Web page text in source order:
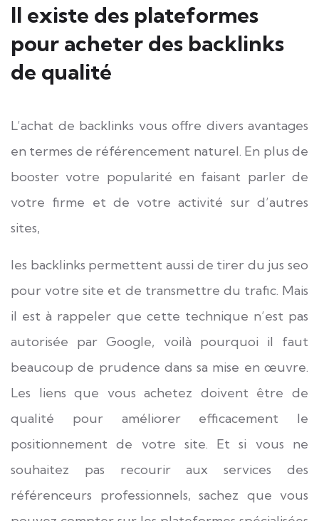
Il existe des plateformes
pour acheter des backlinks
de qualité
L’achat de backlinks vous offre divers avantages
en termes de référencement naturel. En plus de
booster votre popularité en faisant parler de
votre firme et de votre activité sur d’autres
sites,
les backlinks permettent aussi de tirer du jus seo
pour votre site et de transmettre du trafic. Mais
il est à rappeler que cette technique n’est pas
autorisée par Google, voilà pourquoi il faut
beaucoup de prudence dans sa mise en œuvre.
Les liens que vous achetez doivent être de
qualité pour améliorer efficacement le
positionnement de votre site. Et si vous ne
souhaitez pas recourir aux services des
référenceurs professionnels, sachez que vous